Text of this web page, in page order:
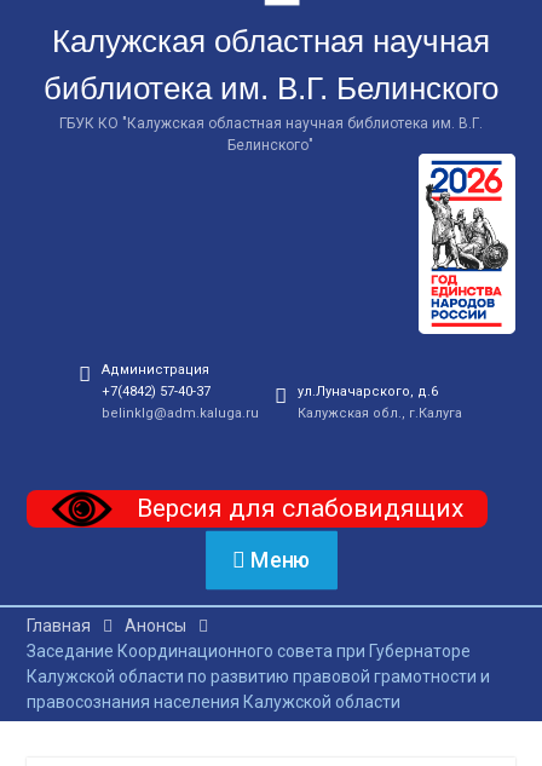
Калужская областная научная
библиотека им. В.Г. Белинского
ГБУК КО "Калужская областная научная библиотека им. В.Г.
Белинского"
Администрация
+7(4842) 57-40-37
belinklg@adm.kaluga.ru
ул.Луначарского, д.6
Калужская обл., г.Калуга
Версия для слабовидящих
Меню
Главная
Анонсы
Заседание Координационного совета при Губернаторе
Калужской области по развитию правовой грамотности и
правосознания населения Калужской области